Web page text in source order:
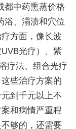
都中药熏蒸价格
浴、溻渍和穴位
方面，像长波
光疗）、紫
疗法、组合光疗
些治疗方案的
到千元以上不
和病情严重程
够的，还需要